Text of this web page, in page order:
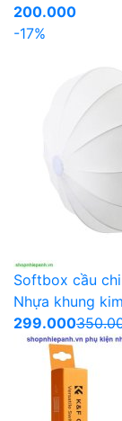
200.000
-17%
Softbox cầu
Nhựa khung
299.000